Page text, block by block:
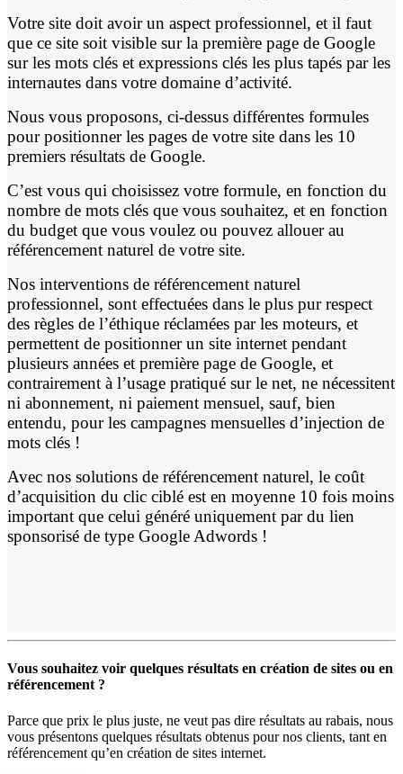
Votre site doit avoir un aspect professionnel, et il faut
que ce site soit visible sur la première page de Google
sur les mots clés et expressions clés les plus tapés par les
internautes dans votre domaine d’activité.
Nous vous proposons, ci-dessus différentes formules
pour positionner les pages de votre site dans les 10
premiers résultats de Google.
C’est vous qui choisissez votre formule, en fonction du
nombre de mots clés que vous souhaitez, et en fonction
du budget que vous voulez ou pouvez allouer au
référencement naturel de votre site.
Nos interventions de référencement naturel
professionnel, sont effectuées dans le plus pur respect
des règles de l’éthique réclamées par les moteurs, et
permettent de positionner un site internet pendant
plusieurs années et première page de Google, et
contrairement à l’usage pratiqué sur le net, ne nécessitent
ni abonnement, ni paiement mensuel, sauf, bien
entendu, pour les campagnes mensuelles d’injection de
mots clés !
Avec nos solutions de référencement naturel, le coût
d’acquisition du clic ciblé est en moyenne 10 fois moins
important que celui généré uniquement par du lien
sponsorisé de type Google Adwords !
Vous souhaitez voir quelques résultats en création de sites ou en
référencement ?
Parce que prix le plus juste, ne veut pas dire résultats au rabais, nous
vous présentons quelques résultats obtenus pour nos clients, tant en
référencement qu’en création de sites internet.